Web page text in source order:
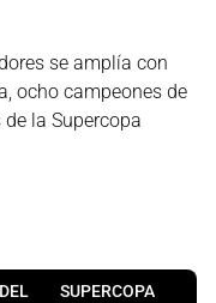
se amplía con
ocho campeones de
de la Supercopa
SUPERCOPA